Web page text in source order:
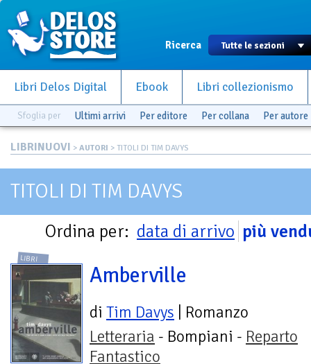
Ricerca
Libri Delos Digital Ebook Libri collezionismo
Sfoglia per Ultimi arrivi Per editore Per collana Per autore
LIBRINUOVI > AUTORI > TITOLI DI TIM DAVYS
TITOLI DI TIM DAVYS
Ordina per: data di arrivo più
LIBRI
Amberville
di Tim Davys | Romanzo
Letteraria - Bompiani - Reparto
Fantastico